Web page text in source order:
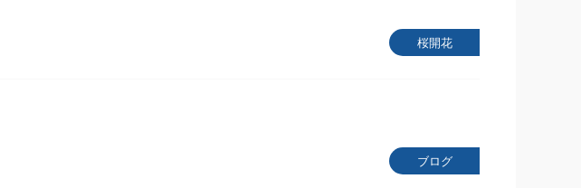
桜開花
ブログ